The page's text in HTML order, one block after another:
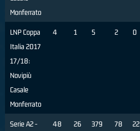
Monferrato
LNP Coppa
Italia 2017
17/18:
Novipiù
Casale
Monferrato
4 1 5 2 0
Serie A2 -
48 26 379 78 22